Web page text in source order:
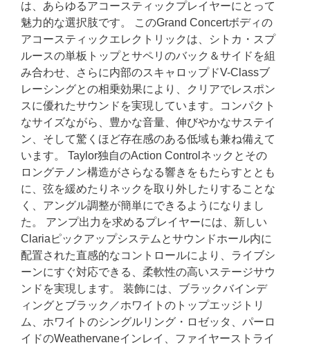
は、あらゆるアコースティックプレイヤーにとって
魅力的な選択肢です。 このGrand Concertボディの
アコースティックエレクトリックは、シトカ・スプ
ルースの単板トップとサペリのバック＆サイドを組
み合わせ、さらに内部のスキャロップドV-Classブ
レーシングとの相乗効果により、クリアでレスポン
スに優れたサウンドを実現しています。コンパクト
なサイズながら、豊かな音量、伸びやかなサステイ
ン、そして驚くほど存在感のある低域も兼ね備えて
います。 Taylor独自のAction Controlネックとその
ロングテノン構造がさらなる響きをもたらすととも
に、弦を緩めたりネックを取り外したりすることな
く、アングル調整が簡単にできるようになりまし
た。 アンプ出力を求めるプレイヤーには、新しい
Clariaピックアップシステムとサウンドホール内に
配置された直感的なコントロールにより、ライブシ
ーンにすぐ対応できる、柔軟性の高いステージサウ
ンドを実現します。 装飾には、ブラックバインデ
ィングとブラック／ホワイトのトップエッジトリ
ム、ホワイトのシングルリング・ロゼッタ、パーロ
イドのWeathervaneインレイ、ファイヤーストライ